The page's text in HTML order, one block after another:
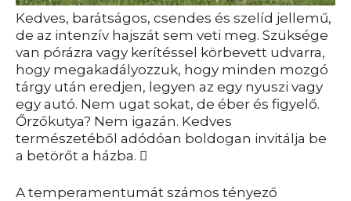
Kedves, barátságos, csendes és szelíd jellemű,
de az intenzív hajszát sem veti meg. Szüksége
van pórázra vagy kerítéssel körbevett udvarra,
hogy megakadályozzuk, hogy minden mozgó
tárgy után eredjen, legyen az egy nyuszi vagy
egy autó. Nem ugat sokat, de éber és figyelő.
Őrzőkutya? Nem igazán. Kedves
természetéből adódóan boldogan invitálja be
a betörőt a házba. 
A temperamentumát számos tényező